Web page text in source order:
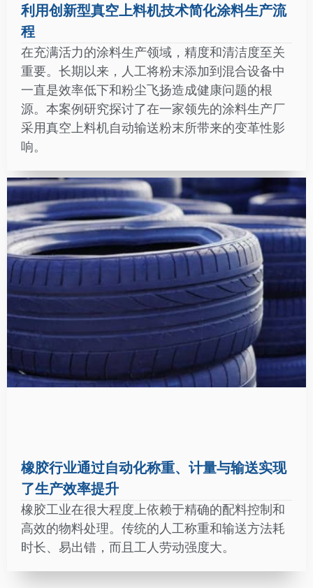
利用创新型真空上料机技术简化涂料生产流
程
在充满活力的涂料生产领域，精度和清洁度至关
重要。长期以来，人工将粉末添加到混合设备中
一直是效率低下和粉尘飞扬造成健康问题的根
源。本案例研究探讨了在一家领先的涂料生产厂
采用真空上料机自动输送粉末所带来的变革性影
响。
橡胶行业通过自动化称重、计量与输送实现
了生产效率提升
橡胶工业在很大程度上依赖于精确的配料控制和
高效的物料处理。传统的人工称重和输送方法耗
时长、易出错，而且工人劳动强度大。